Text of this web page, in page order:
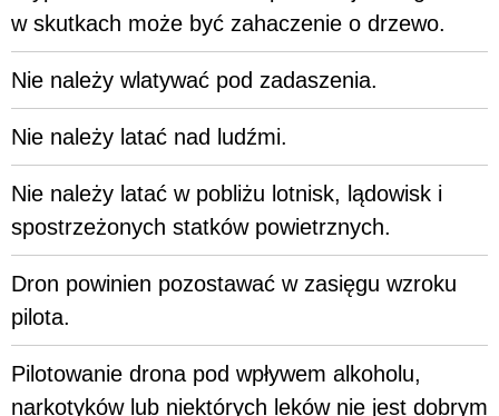
w skutkach może być zahaczenie o drzewo.
Nie należy wlatywać pod zadaszenia.
Nie należy latać nad ludźmi.
Nie należy latać w pobliżu lotnisk, lądowisk i
spostrzeżonych statków powietrznych.
Dron powinien pozostawać w zasięgu wzroku
pilota.
Pilotowanie drona pod wpływem alkoholu,
narkotyków lub niektórych leków nie jest dobrym